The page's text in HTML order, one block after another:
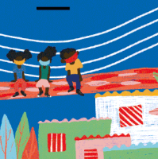
Relatórios